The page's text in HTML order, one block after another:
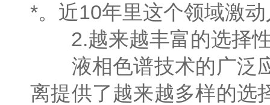
*。近10年里这个领域激
2.越来越丰富的选择
液相色谱技术的广泛应
离提供了越来越多样的选